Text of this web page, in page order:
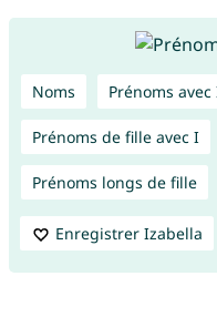
Noms Prénoms avec
Prénoms de fille avec I
Prénoms longs de fille
Enregistrer Izabella